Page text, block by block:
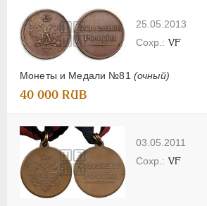
25.05.2013
Монеты и Медали №81 (очный)
VF
40 000 RUB
03.05.2011
VF